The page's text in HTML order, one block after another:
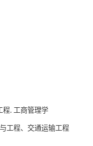
程. 工商管理学
工程、交通运输工程